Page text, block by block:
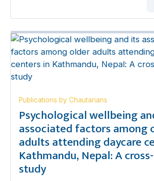
Publications by Chautarians
Psychological wellbeing
associated factors among
adults attending daycare
Kathmandu, Nepal: A
study